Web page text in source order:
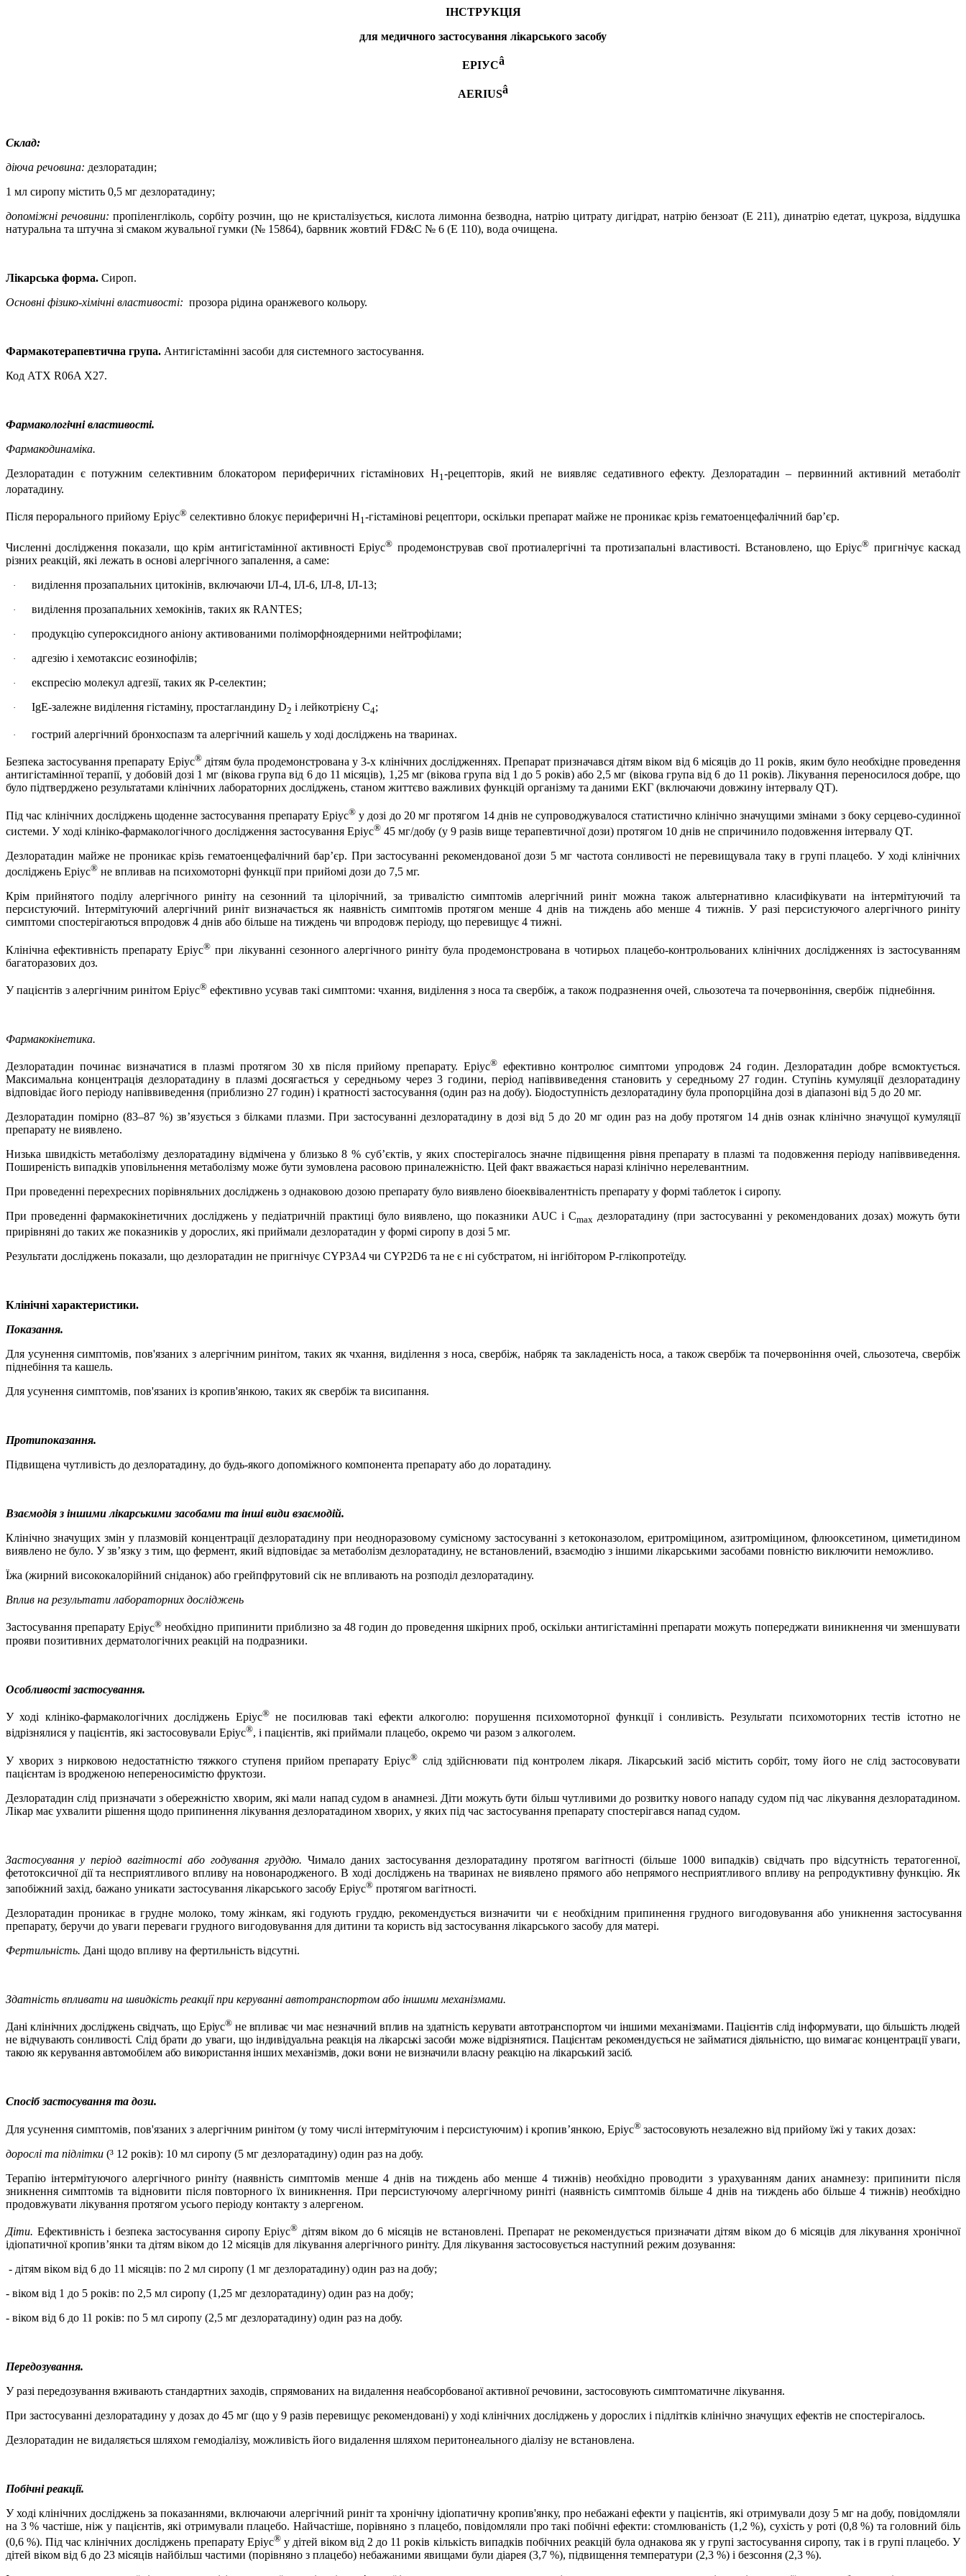
ІНСТРУКЦІЯ
для медичного застосування лікарського засобу
ЕРІУСâ
AERIUSâ
Склад:
діюча речовина: дезлоратадин;
1 мл сиропу містить 0,5 мг дезлоратадину;
допоміжні речовини: пропіленгліколь, сорбіту розчин, що не кристалізується, кислота лимонна безводна, натрію цитрату дигідрат, натрію бензоат (Е 211), динатрію едетат, цукроза, віддушка
натуральна та штучна зі смаком жувальної гумки (№ 15864), барвник жовтий FD&C № 6 (Е 110), вода очищена.
Лікарська форма. Сироп.
Основні фізико-хімічні властивості: прозора рідина оранжевого кольору.
Фармакотерапевтична група. Антигістамінні засоби для системного застосування.
Код АТХ R06A X27.
Фармакологічні властивості.
Фармакодинаміка.
Дезлоратадин є потужним селективним блокатором периферичних гістамінових Н1 -рецепторів, який не виявляє седативного ефекту. Дезлоратадин – первинний активний метаболіт
лоратадину.
Після перорального прийому Еріус® селективно блокує периферичні Н1-гістамінові рецептори, оскільки препарат майже не проникає крізь гематоенцефалічний бар’єр.
Численні дослідження показали, що крім антигістамінної активності Еріус® продемонстрував свої протиалергічні та протизапальні властивості. Встановлено, що Еріус® пригнічує каскад
різних реакцій, які лежать в основі алергічного запалення, а саме:
· виділення прозапальних цитокінів, включаючи ІЛ-4, ІЛ-6, ІЛ-8, ІЛ-13;
· виділення прозапальних хемокінів, таких як RANTES;
· продукцію супероксидного аніону активованими поліморфноядерними нейтрофілами;
· адгезію і хемотаксис еозинофілів;
· експресію молекул адгезії, таких як Р-селектин;
· IgE-залежне виділення гістаміну, простагландину D2 і лейкотрієну С4;
· гострий алергічний бронхоспазм та алергічний кашель у ході досліджень на тваринах.
Безпека застосування препарату Еріус®дітям була продемонстрована у 3-х клінічних дослідженнях. Препарат призначався дітям віком від 6 місяців до 11 років, яким було необхідне проведення
антигістамінної терапії, у добовій дозі 1 мг (вікова група від 6 до 11 місяців), 1,25 мг (вікова група від 1 до 5 років) або 2,5 мг (вікова група від 6 до 11 років). Лікування переносилося добре, що
було підтверджено результатами клінічних лабораторних досліджень, станом життєво важливих функцій організму та даними ЕКГ (включаючи довжину інтервалу QT).
Під час клінічних досліджень щоденне застосування препарату Еріус®у дозі до 20 мг протягом 14 днів не супроводжувалося статистично клінічно значущими змінами з боку серцево-судинної
системи. У ході клініко-фармакологічного дослідження застосування Еріус® 45 мг/добу (у 9 разів вище терапевтичної дози) протягом 10 днів не спричинило подовження інтервалу QT.
Дезлоратадин майже не проникає крізь гематоенцефалічний бар’єр. При застосуванні рекомендованої дози 5 мг частота сонливості не перевищувала таку в групі плацебо. У ході клінічних
досліджень Еріус® не впливав на психомоторні функції при прийомі дози до 7,5 мг.
Крім прийнятого поділу алергічного риніту на сезонний та цілорічний, за тривалістю симптомів алергічний риніт можна також альтернативно класифікувати на інтермітуючий та
персистуючий. Інтермітуючий алергічний риніт визначається як наявність симптомів протягом менше 4 днів на тиждень або менше 4 тижнів. У разі персистуючого алергічного риніту
симптоми спостерігаються впродовж 4 днів або більше на тиждень чи впродовж періоду, що перевищує 4 тижні.
Клінічна ефективність препарату Еріус® при лікуванні сезонного алергічного риніту була продемонстрована в чотирьох плацебо-контрольованих клінічних дослідженнях із застосуванням
багаторазових доз.
У пацієнтів з алергічним ринітом Еріус® ефективно усував такі симптоми: чхання, виділення з носа та свербіж, а також подразнення очей, сльозотеча та почервоніння, свербіж піднебіння.
Фармакокінетика.
Дезлоратадин починає визначатися в плазмі протягом 30 хв після прийому препарату. Еріус®ефективно контролює симптоми упродовж 24 годин. Дезлоратадин добре всмоктується.
Максимальна концентрація дезлоратадину в плазмі досягається у середньому через 3 години, період напіввиведення становить у середньому 27 годин. Ступінь кумуляції дезлоратадину
відповідає його періоду напіввиведення (приблизно 27 годин) і кратності застосування (один раз на добу). Біодоступність дезлоратадину була пропорційна дозі в діапазоні від 5 до 20 мг.
Дезлоратадин помірно (83–87 %) зв’язується з білками плазми. При застосуванні дезлоратадину в дозі від 5 до 20 мг один раз на добу протягом 14 днів ознак клінічно значущої кумуляції
препарату не виявлено.
Низька швидкість метаболізму дезлоратадину відмічена у близько 8 % суб’єктів, у яких спостерігалось значне підвищення рівня препарату в плазмі та подовження періоду напіввиведення.
Поширеність випадків уповільнення метаболізму може бути зумовлена расовою приналежністю. Цей факт вважається наразі клінічно нерелевантним.
При проведенні перехресних порівняльних досліджень з однаковою дозою препарату було виявлено біоеквівалентність препарату у формі таблеток і сиропу.
При проведенні фармакокінетичних досліджень у педіатричній практиці було виявлено, що показники AUC і Cmax дезлоратадину (при застосуванні у рекомендованих дозах) можуть бути
прирівняні до таких же показників у дорослих, які приймали дезлоратадин у формі сиропу в дозі 5 мг.
Результати досліджень показали, що дезлоратадин не пригнічує CYP3A4 чи CYP2D6 та не є ні субстратом, ні інгібітором Р-глікопротеїду.
Клінічні характеристики.
Показання.
Для усунення симптомів, пов'язаних з алергічним ринітом, таких як чхання, виділення з носа, свербіж, набряк та закладеність носа, а також свербіж та почервоніння очей, сльозотеча, свербіж
піднебіння та кашель.
Для усунення симптомів, пов'язаних із кропив'янкою, таких як свербіж та висипання.
Протипоказання.
Підвищена чутливість до дезлоратадину, до будь-якого допоміжного компонента препарату або до лоратадину.
Взаємодія з іншими лікарськими засобами та інші види взаємодій.
Клінічно значущих змін у плазмовій концентрації дезлоратадину при неодноразовому сумісному застосуванні з кетоконазолом, еритроміцином, азитроміцином, флюоксетином, циметидином
виявлено не було. У зв’язку з тим, що фермент, який відповідає за метаболізм дезлоратадину, не встановлений, взаємодію з іншими лікарськими засобами повністю виключити неможливо.
Їжа (жирний висококалорійний сніданок) або грейпфрутовий сік не впливають на розподіл дезлоратадину.
Вплив на результати лабораторних досліджень
Застосування препаратуЕріус® необхідно припинити приблизно за 48 годин до проведення шкірних проб, оскільки антигістамінні препарати можуть попереджати виникнення чи зменшувати
прояви позитивних дерматологічних реакцій на подразники.
Особливості застосування.
У ході клініко-фармакологічних досліджень Еріус®не посилював такі ефекти алкоголю: порушення психомоторної функції і сонливість. Результати психомоторних тестів істотно не
відрізнялися у пацієнтів, які застосовували Еріус®, і пацієнтів, які приймали плацебо, окремо чи разом з алкоголем.
У хворих з нирковою недостатністю тяжкого ступеня прийом препарату Еріус®слід здійснювати під контролем лікаря. Лікарський засіб містить сорбіт, тому його не слід застосовувати
пацієнтам із вродженою непереносимістю фруктози.
Дезлоратадин слід призначати з обережністю хворим, які мали напад судом в анамнезі. Діти можуть бути більш чутливими до розвитку нового нападу судом під час лікування дезлоратадином.
Лікар має ухвалити рішення щодо припинення лікування дезлоратадином хворих, у яких під час застосування препарату спостерігався напад судом.
Застосування у період вагітності або годування груддю. Чимало даних застосування дезлоратадину протягом вагітності (більше 1000 випадків) свідчать про відсутність тератогенної,
фетотоксичної дії та несприятливого впливу на новонародженого. В ході досліджень на тваринах не виявлено прямого або непрямого несприятливого впливу на репродуктивну функцію. Як
запобіжний захід, бажано уникати застосування лікарського засобу Еріус® протягом вагітності.
Дезлоратадин проникає в грудне молоко, тому жінкам, які годують груддю, рекомендується визначити чи є необхідним припинення грудного вигодовування або уникнення застосування
препарату, беручи до уваги переваги грудного вигодовування для дитини та користь від застосування лікарського засобу для матері.
Фертильність. Дані щодо впливу на фертильність відсутні.
Здатність впливати на швидкість реакції при керуванні автотранспортом або іншими механізмами.
Дані клінічних досліджень свідчать, що Еріус®не впливає чи має незначний вплив на здатність керувати автотранспортом чи іншими механізмами. Пацієнтів слід інформувати, що більшість людей
не відчувають сонливості. Слід брати до уваги, що індивідуальна реакція на лікарські засоби може відрізнятися. Пацієнтам рекомендується не займатися діяльністю, що вимагає концентрації уваги,
такою як керування автомобілем або використання інших механізмів, доки вони не визначили власну реакцію на лікарський засіб.
Спосіб застосування та дози.
Для усунення симптомів, пов'язаних з алергічним ринітом (у тому числі інтермітуючим і персистуючим) і кропив’янкою, Еріус® застосовують незалежно від прийому їжі у таких дозах:
дорослі та підлітки (³ 12 років): 10 мл сиропу (5 мг дезлоратадину) один раз на добу.
Терапію інтермітуючого алергічного риніту (наявність симптомів менше 4 днів на тиждень або менше 4 тижнів) необхідно проводити з урахуванням даних анамнезу: припинити після
зникнення симптомів та відновити після повторного їх виникнення. При персистуючому алергічному риніті (наявність симптомів більше 4 днів на тиждень або більше 4 тижнів) необхідно
продовжувати лікування протягом усього періоду контакту з алергеном.
Діти. Ефективність і безпека застосування сиропу Еріус® дітям віком до 6 місяців не встановлені.Препарат не рекомендується призначати дітям віком до 6 місяців для лікування хронічної
ідіопатичної кропив’янки та дітям віком до 12 місяців для лікування алергічного риніту. Для лікування застосовується наступний режим дозування:
- дітям віком від 6 до 1 1 місяців: по 2 мл сиропу (1 мг дезлоратадину) один раз на добу;
- віком від 1 до 5 років: по 2,5 мл сиропу (1,25 мг дезлоратадину) один раз на добу;
- віком від 6 до 11 років: по 5 мл сиропу (2,5 мг дезлоратадину) один раз на добу.
Передозування.
У разі передозування вживають стандартних заходів, спрямованих на видалення неабсорбованої активної речовини, застосовують симптоматичне лікування.
При застосуванні дезлоратадину у дозах до 45 мг (що у 9 разів перевищує рекомендовані) у ході клінічних досліджень у дорослих і підлітків клінічно значущих ефектів не спостерігалось.
Дезлоратадин не видаляється шляхом гемодіалізу, можливість його видалення шляхом перитонеального діалізу не встановлена.
Побічні реакції.
У ході клінічних досліджень за показаннями, включаючи алергічний риніт та хронічну ідіопатичну кропив'янку, про небажані ефекти у пацієнтів, які отримували дозу 5 мг на добу, повідомляли
на 3 % частіше, ніж у пацієнтів, які отримували плацебо. Найчастіше, порівняно з плацебо, повідомляли про такі побічні ефекти: стомлюваність (1,2 %), сухість у роті (0,8 %) та головний біль
(0,6 %). Під час клінічних досліджень препарату Еріус®у дітей віком від 2 до 11 років кількість випадків побічних реакцій була однакова як у групі застосування сиропу, так і в групі плацебо. У
дітей віком від 6 до 23 місяців найбільш частими (порівняно з плацебо) небажаними явищами були діарея (3,7 %), підвищення температури (2,3 %) і безсоння (2,3 %).